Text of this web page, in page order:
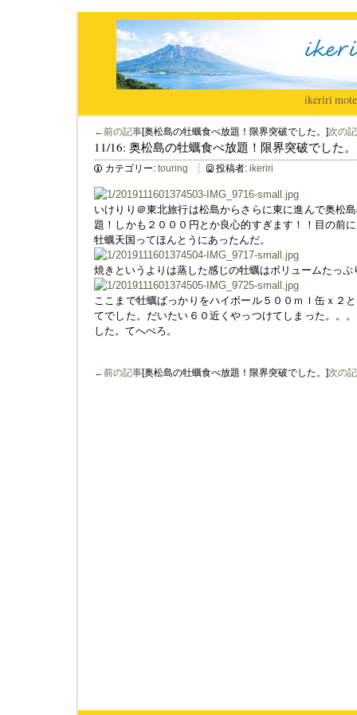
ikeriri|
←前の記事[奥松島の牡蠣食べ放題！限界突破でした。]次の
11/16: 奥松島の牡蠣食べ放題！限界突破でした。
カテゴリー: touring 投稿者: ikeriri
いけりり＠東北旅行は松島からさらに東に進んで奥松
題！しかも２０００円とか良心的すぎます！！目の前
牡蠣天国ってほんとうにあったんだ。
焼きというよりは蒸した感じの牡蠣はボリュームたっ
ここまで牡蠣ばっかりをハイボール５００ｍｌ缶ｘ２
てでした。だいたい６０近くやっつけてしまった。。
した。てへぺろ。
←前の記事[奥松島の牡蠣食べ放題！限界突破でした。]次の